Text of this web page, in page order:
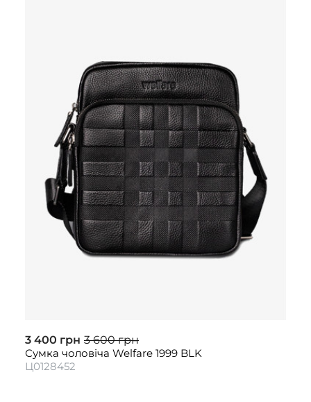
3 400 грн 3 600 грн
Сумка чоловіча Welfare 1999 BLK
Ц0128452